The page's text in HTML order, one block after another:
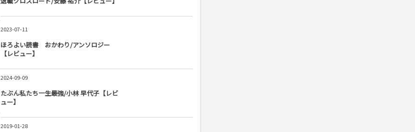
2023-07-11
ほろよい読書 おかわり/アンソロジー
【レビュー】
2024-09-09
たぶん私たち一生最強/小林 早代子【レビ
ュー】
2019-01-28